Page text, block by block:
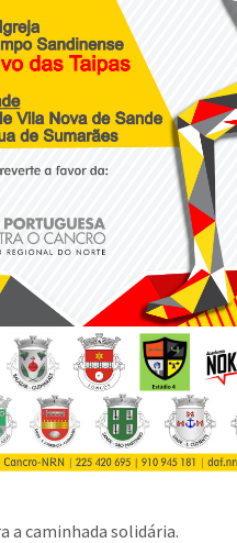
a caminhada solidária.